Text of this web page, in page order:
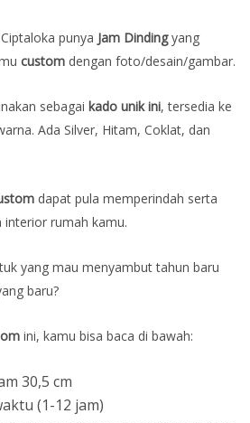
punya Jam Dindingyang
custom dengan foto/desain/gambar.
sebagai kado unik ini, tersedia ke
Ada Silver, Hitam, Coklat, dan
dapat pula memperindah serta
rumah kamu.
yang mau menyambut tahun baru
baru?
ini, kamu bisa baca di bawah:
30,5 cm
(1-12 jam)